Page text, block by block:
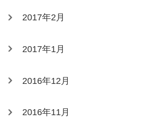
2017年2月
2017年1月
2016年12月
2016年11月